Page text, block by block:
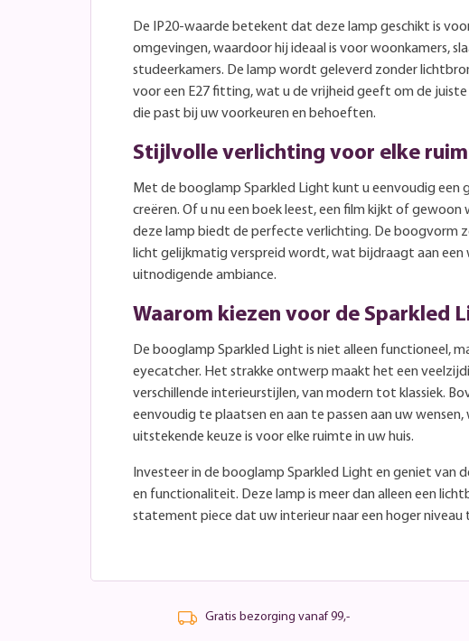
De IP20-waarde betekent dat deze lamp geschikt is
omgevingen, waardoor hij ideaal is voor woonkamers,
studeerkamers. De lamp wordt geleverd zonder
voor een E27 fitting, wat u de vrijheid geeft om de
die past bij uw voorkeuren en behoeften.
Stijlvolle verlichting voor elke
Met de booglamp Sparkled Light kunt u eenvoudig een
creëren. Of u nu een boek leest, een film kijkt of gewoon
deze lamp biedt de perfecte verlichting. De boogvorm
licht gelijkmatig verspreid wordt, wat bijdraagt aan een
uitnodigende ambiance.
Waarom kiezen voor de Sparkled
De booglamp Sparkled Light is niet alleen functioneel,
eyecatcher. Het strakke ontwerp maakt het een
verschillende interieurstijlen, van modern tot klassiek.
eenvoudig te plaatsen en aan te passen aan uw wensen,
uitstekende keuze is voor elke ruimte in uw huis.
Investeer in de booglamp Sparkled Light en geniet van
en functionaliteit. Deze lamp is meer dan alleen een
statement piece dat uw interieur naar een hoger niveau
Gratis bezorging vanaf 99,-